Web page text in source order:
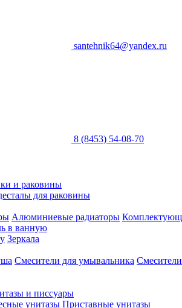
santehnik64@yandex.ru
8 (8453) 54-08-70
и раковины
для раковины
Алюминиевые радиаторы
в ванную
Зеркала
Смесители для умывальника
и писсуары
унитазы Приставные унитазы